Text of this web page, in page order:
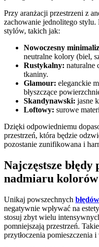
Przy aranżacji przestrzeni z
zachowanie jednolitego
stylów, takich jak:
Nowoczesny
neutralne kolory (biel,
Rustykalny: naturalne
tkaniny.
Glamour: eleganckie
błyszczące
Skandynawski: jasne
Loftowy: surowe
Dzięki odpowiedniemu
przestrzeń, która będzie
pozostanie zunifikowana i
Najczęstsze
nadmiaru
Unikaj powszechnych
negatywnie wpływać na
stosuj zbyt wielu
pomniejszają przestrzeń.
przytłoczenia pomieszczenia